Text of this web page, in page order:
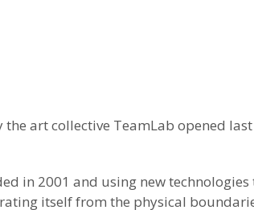
art collective TeamLab opened last
in 2001 and using new technologies
itself from the physical